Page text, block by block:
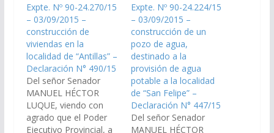
Expte. Nº 90-24.270/15
– 03/09/2015 –
construcción de
viviendas en la
localidad de “Antillas” –
Declaración N° 490/15
Del señor Senador
MANUEL HÉCTOR
LUQUE, viendo con
agrado que el Poder
Ejecutivo Provincial, a
Expte. Nº 90-24.224/15
– 03/09/2015 –
construcción de un
pozo de agua,
destinado a la
provisión de agua
potable a la localidad
de “San Felipe” –
Declaración N° 447/15
Del señor Senador
MANUEL HÉCTOR